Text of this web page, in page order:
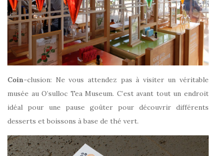
Coin-clusion: Ne vous attendez pas à visiter un véritable
musée au O’sulloc Tea Museum. C’est avant tout un endroit
idéal pour une pause goûter pour découvrir différents
desserts et boissons à base de thé vert.